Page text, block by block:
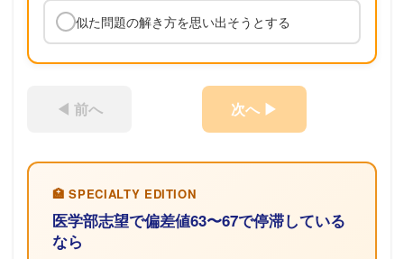
似た問題の解き方を思い出そうとする
◀ 前へ 次へ ▶
🏥 SPECIALTY EDITION
医学部志望で偏差値63〜67で停滞している
なら